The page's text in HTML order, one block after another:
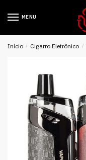
MENU
Início / Cigarro Eletrônico /